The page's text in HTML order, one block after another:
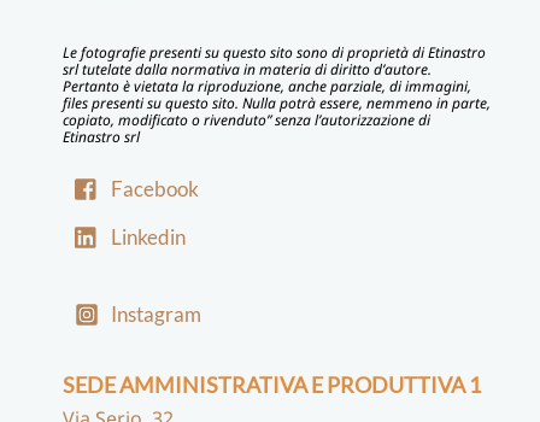
Le fotografie presenti su questo sito sono di proprietà di Etinastro
srl tutelate dalla normativa in materia di diritto d’autore.
Pertanto è vietata la riproduzione, anche parziale, di immagini,
files presenti su questo sito. Nulla potrà essere, nemmeno in parte,
copiato, modificato o rivenduto” senza l’autorizzazione di
Etinastro srl
Facebook
Linkedin
Instagram
SEDE AMMINISTRATIVA E PRODUTTIVA 1